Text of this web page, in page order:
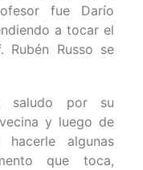
fue Darío
a tocar el
Russo se
saludo por su
y luego de
algunas
que toca,